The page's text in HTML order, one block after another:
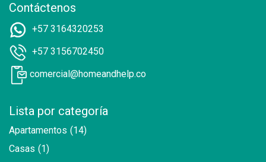
Contáctenos
+57 3164320253
+57 3156702450
comercial@homeandhelp.co
Lista por categoría
Apartamentos (14)
Casas (1)